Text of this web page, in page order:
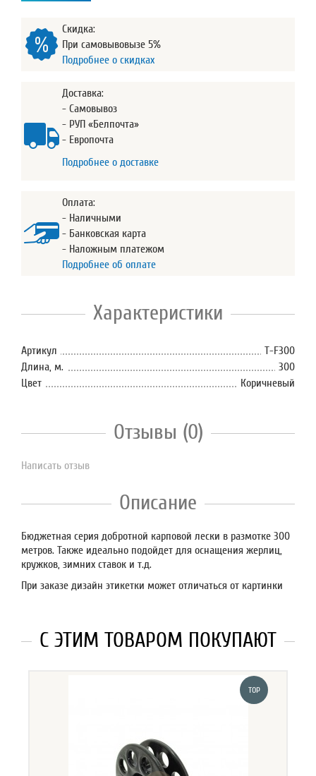
Скидка:
При самовывовызе 5%
Подробнее о скидках
Доставка:
- Самовывоз
- РУП «Белпочта»
- Европочта
Подробнее о доставке
Оплата:
- Наличными
- Банковская карта
- Наложным платежом
Подробнее об оплате
Характеристики
Артикул
T-F300
Длина, м.
300
Цвет
Коричневый
Отзывы (0)
Написать отзыв
Описание
Бюджетная серия добротной карповой лески в размотке 300
метров. Также идеально подойдет для оснащения жерлиц,
кружков, зимних ставок и т.д.
При заказе дизайн этикетки может отличаться от картинки
С ЭТИМ ТОВАРОМ ПОКУПАЮТ
TOP